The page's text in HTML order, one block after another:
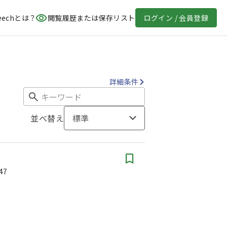
とは？ 閲覧履歴または保存リスト ログイン / 会員登録
詳細条件
並べ替え 標準